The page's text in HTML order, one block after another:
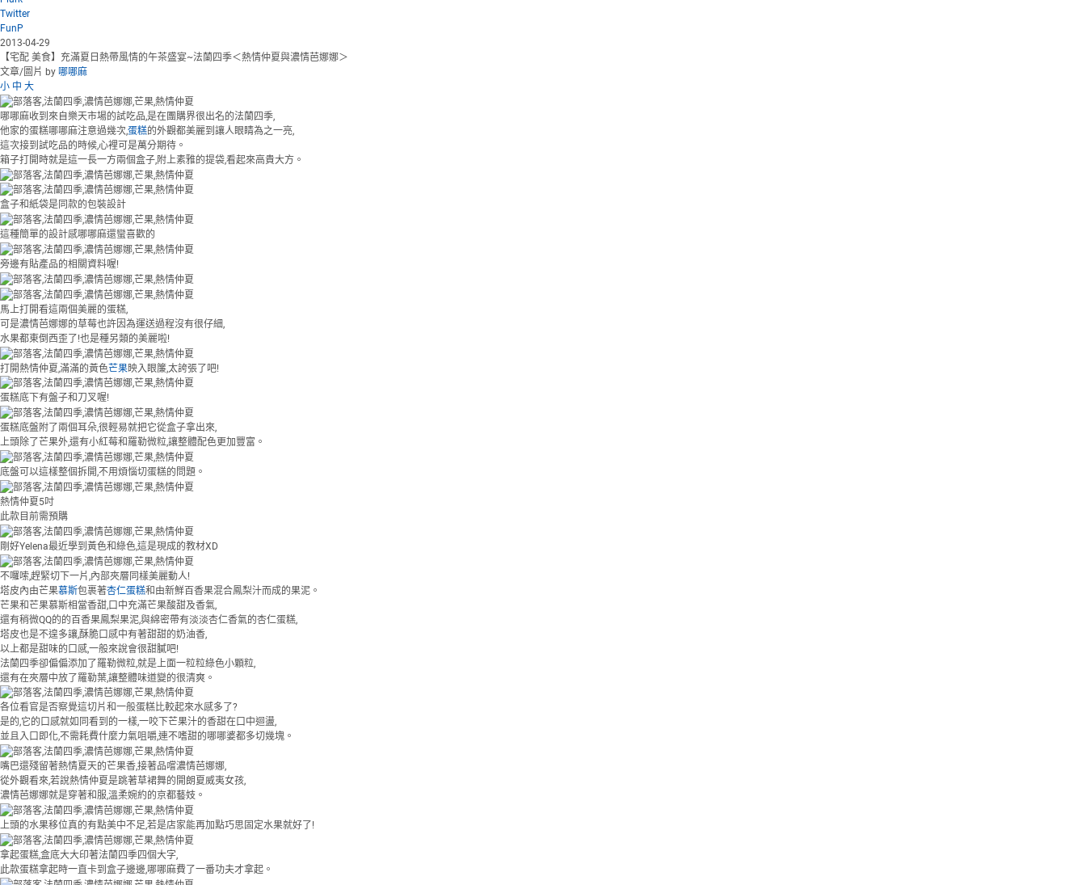
Twitter
FunP
2013-04-29
【宅配 美食】充滿夏日熱帶風情的午茶盛宴~法蘭四季＜熱情仲夏與濃情芭娜娜＞
文章/圖片 by 哪哪麻
小 中 大
哪哪麻收到來自樂天市場的試吃品,是在團購界很出名的法蘭四季,
他家的蛋糕哪哪麻注意過幾次,蛋糕的外觀都美麗到讓人眼睛為之一亮,
這次接到試吃品的時候,心裡可是萬分期待。
箱子打開時就是這一長一方兩個盒子,附上素雅的提袋,看起來高貴大方。
盒子和紙袋是同款的包裝設計
這種簡單的設計感哪哪麻還蠻喜歡的
旁邊有貼產品的相關資料喔!
馬上打開看這兩個美麗的蛋糕,
可是濃情芭娜娜的草莓也許因為運送過程沒有很仔細,
水果都東倒西歪了!也是種另類的美麗啦!
打開熱情仲夏,滿滿的黃色芒果映入眼簾,太誇張了吧!
蛋糕底下有盤子和刀叉喔!
蛋糕底盤附了兩個耳朵,很輕易就把它從盒子拿出來,
上頭除了芒果外,還有小紅莓和羅勒微粒,讓整體配色更加豐富。
底盤可以這樣整個拆開,不用煩惱切蛋糕的問題。
熱情仲夏5吋
此款目前需預購
剛好Yelena最近學到黃色和綠色,這是現成的教材XD
不囉嗦,趕緊切下一片,內部夾層同樣美麗動人!
塔皮內由芒果慕斯包裹著杏仁蛋糕和由新鮮百香果混合鳳梨汁而成的果泥。
芒果和芒果慕斯相當香甜,口中充滿芒果酸甜及香氣,
還有稍微QQ的的百香果鳳梨果泥,與綿密帶有淡淡杏仁香氣的杏仁蛋糕,
塔皮也是不遑多讓,酥脆口感中有著甜甜的奶油香,
以上都是甜味的口感,一般來說會很甜膩吧!
法蘭四季卻偏偏添加了羅勒微粒,就是上面一粒粒綠色小顆粒,
還有在夾層中放了羅勒葉,讓整體味道變的很清爽。
各位看官是否察覺這切片和一般蛋糕比較起來水感多了?
是的,它的口感就如同看到的一樣,一咬下芒果汁的香甜在口中迴盪,
並且入口即化,不需耗費什麼力氣咀嚼,連不嗜甜的哪哪婆都多切幾塊。
嘴巴還殘留著熱情夏天的芒果香,接著品嚐濃情芭娜娜,
從外觀看來,若說熱情仲夏是跳著草裙舞的開朗夏威夷女孩,
濃情芭娜娜就是穿著和服,溫柔婉約的京都藝妓。
上頭的水果移位真的有點美中不足,若是店家能再加點巧思固定水果就好了!
拿起蛋糕,盒底大大印著法蘭四季四個大字,
此款蛋糕拿起時一直卡到盒子邊邊,哪哪麻費了一番功夫才拿起。